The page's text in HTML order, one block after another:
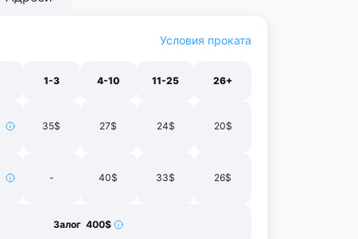
Условия проката
1-3 4-10 11-25 26+
35$ 27$ 24$ 20$
- 40$ 33$ 26$
Залог 400$